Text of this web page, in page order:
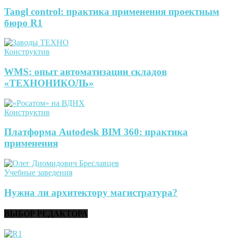
Tangl control: практика применения проектным
бюро R1
Конструктив
WMS: опыт автоматизации складов
«ТЕХНОНИКОЛЬ»
Конструктив
Платформа Autodesk BIM 360: практика
применения
Учебные заведения
Нужна ли архитектору магистратура?
ВЫБОР РЕДАКТОРА